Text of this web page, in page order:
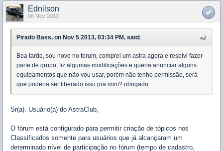
Ednilson
06 Nov 2013
Pirado Bass, on Nov 5 2013, 03:34 PM, said:
Boa tarde, sou novo no forum, comprei um astra agora e resolvi fazer
parte de grupo, fiz algumas modificações e queria anunciar alguns
equipamentos que não vou usar, porém não tenho permissão, será
que poderia ser liberado isso pra mim? obrigado.
Sr(a). Usuário(a) do AstraClub,
O fórum está configurado para permitir criação de tópicos nos
Classificados somente para usuários que já alcançaram um
determinado nível de participação no fórum (tempo de cadastro,